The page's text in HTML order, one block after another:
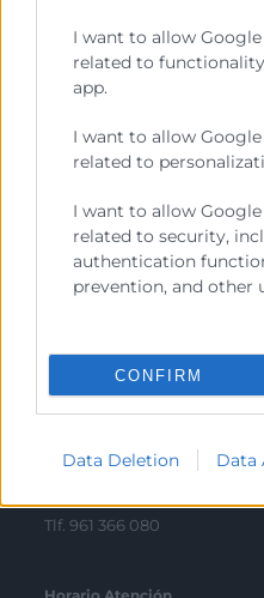
I want to allow
related to
app.
I want to allow
related to
I want to allow
related to security,
authentication
prevention, and other
CONFIRM
Data Deletion Data
Enlaces de Interés
Fondos Estructurales
Contacto
Sede Central
Tlf. 963 103 900
Benjamín Franklin, 8 –
Tlf. 961 366 080